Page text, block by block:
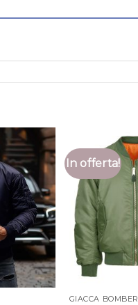
In offerta!
GIACCA BOMBER